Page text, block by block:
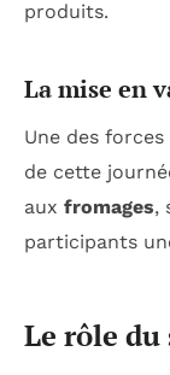
produits.
La mise en
Une des
de cette
aux fromages,
participants
Le rôle